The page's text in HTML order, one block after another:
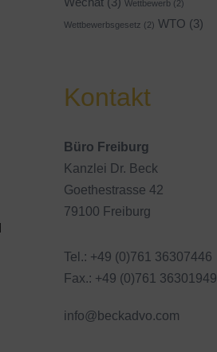
Wettbewerb(2)
Wettbewerbsgesetz (2) WTO (3)
Kontakt
Büro Freiburg
Kanzlei Dr. Beck
Goethestrasse 42
79100 Freiburg
Tel.: +49 (0)761 36307446
Fax.: +49 (0)761 36301949
info@beckadvo.com